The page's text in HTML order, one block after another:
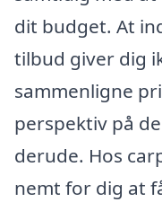
dit budget. At
tilbud giver dig
sammenligne
perspektiv på
derude. Hos
nemt for dig at